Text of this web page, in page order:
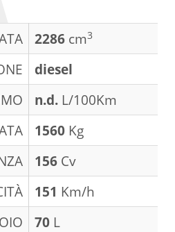
2286 cm3
diesel
n.d. L/100Km
1560 Kg
156 Cv
151 Km/h
70 L